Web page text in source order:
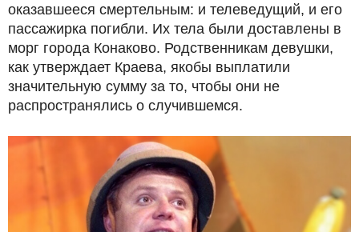
оказавшееся смертельным: и телеведущий, и его
пассажирка погибли. Их тела были доставлены в
морг города Конаково. Родственникам девушки,
как утверждает Краева, якобы выплатили
значительную сумму за то, чтобы они не
распространялись о случившемся.